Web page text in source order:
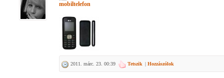
mobiltelefon
2011. márc. 23. 00:39 Tetszik | Hozzászólok